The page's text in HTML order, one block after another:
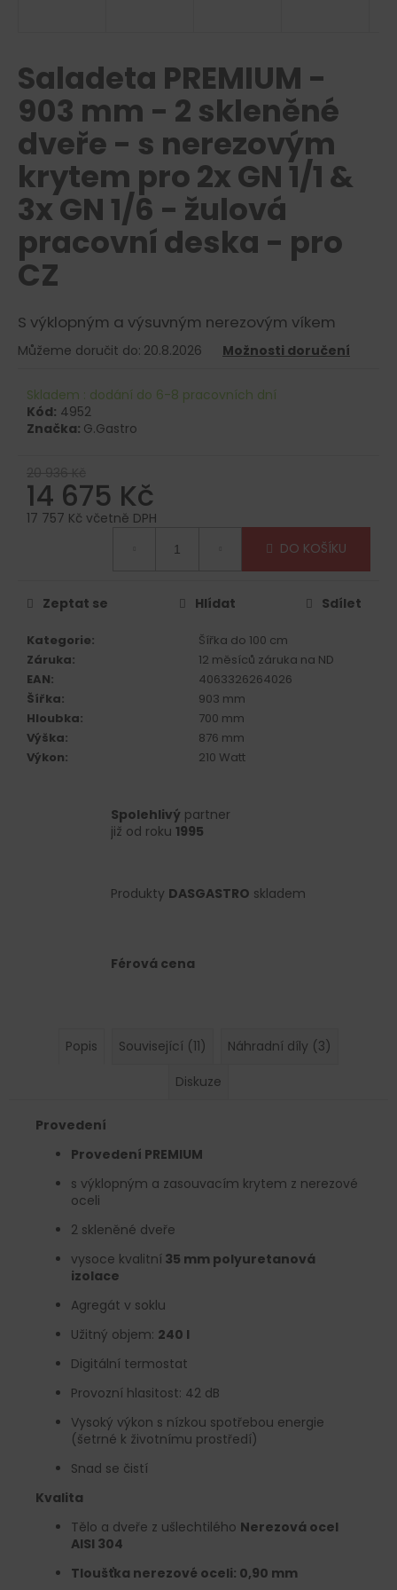
Saladeta PREMIUM -
903 mm - 2 skleněné
dveře - s nerezovým
krytem pro 2x GN 1/1 &
3x GN 1/6 - žulová
pracovní deska - pro
CZ
S výklopným a výsuvným nerezovým víkem
Můžeme doručit do: 20.8.2026 Možnosti doručení
Skladem : dodání do 6-8 pracovních dní
Kód: 4952
Značka: G.Gastro
14 675 Kč
17 757 Kč včetně DPH
DO KOŠÍKU
Kategorie:
Šířka do 100 cm
Záruka:
12 měsíců záruka na ND
EAN:
4063326264026
Šířka:
903 mm
Hloubka:
700 mm
Výška:
876 mm
Výkon: 210 Watt
Zeptat se Hlídat Sdílet
Spolehlivý partner
již od roku 1995
Produkty DASGASTRO skladem
Férová cena
Popis Související (11)
Náhradní díly (3)
Diskuze
Provedení
Provedení PREMIUM
s výklopným a zasouvacím krytem z nerezové
oceli
2 skleněné dveře
vysoce kvalitní 35 mm polyuretanová
izolace
Agregát v soklu
Užitný objem: 240 l
Digitální termostat
Provozní hlasitost: 42 dB
Vysoký výkon s nízkou spotřebou energie
(šetrné k životnímu prostředí)
Snad se čistí
Kvalita
Tělo a dveře z ušlechtilého Nerezová ocel
AISI 304
Tloušťka nerezové oceli: 0,90 mm
í
t
?
HLEDAT
D
p
o
r
č
u